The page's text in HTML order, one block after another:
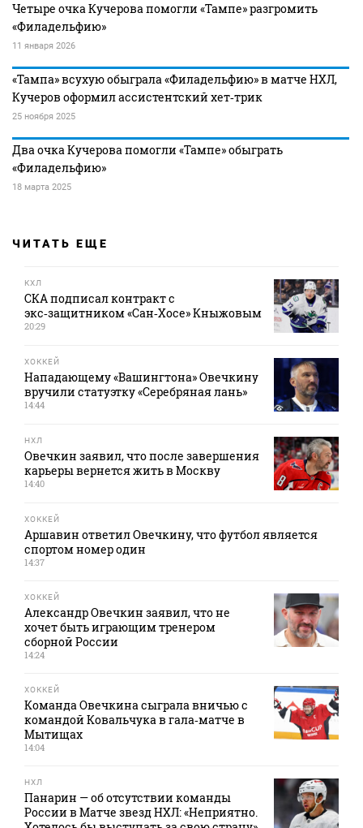
Четыре очка Кучерова помогли «Тампе» разгромить
«Филадельфию»
11 января 2026
«Тампа» всухую обыграла «Филадельфию» в матче НХЛ,
Кучеров оформил ассистентский хет‑трик
25 ноября 2025
Два очка Кучерова помогли «Тампе» обыграть
«Филадельфию»
18 марта 2025
ЧИТАТЬ ЕЩЕ
КХЛ
СКА подписал контракт с
экс‑защитником «Сан‑Хосе» Кныжовым
20:29
ХОККЕЙ
Нападающему «Вашингтона» Овечкину
вручили статуэтку «Серебряная лань»
14:44
НХЛ
Овечкин заявил, что после завершения
карьеры вернется жить в Москву
14:40
ХОККЕЙ
Аршавин ответил Овечкину, что футбол является
спортом номер один
14:37
ХОККЕЙ
Александр Овечкин заявил, что не
хочет быть играющим тренером
сборной России
14:24
ХОККЕЙ
Команда Овечкина сыграла вничью с
командой Ковальчука в гала‑матче в
Мытищах
14:04
НХЛ
Панарин — об отсутствии команды
России в Матче звезд НХЛ: «Неприятно.